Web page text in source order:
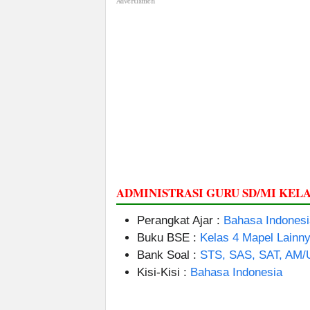
ADMINISTRASI GURU SD/MI
Perangkat Ajar : Bahasa
Buku BSE : Kelas 4 Mapel
Bank Soal : STS, SAS, SAT, AM/
Kisi-Kisi : Bahasa Indonesia